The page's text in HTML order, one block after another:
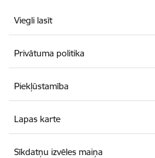
Viegli lasīt
Privātuma politika
Piekļūstamība
Lapas karte
Sīkdatņu izvēles maiņa